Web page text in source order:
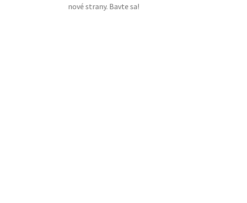
nové strany. Bavte sa!